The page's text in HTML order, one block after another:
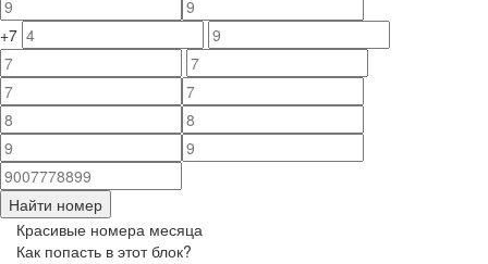
+7
Найти номер
Красивые номера месяца
Как попасть в этот блок?